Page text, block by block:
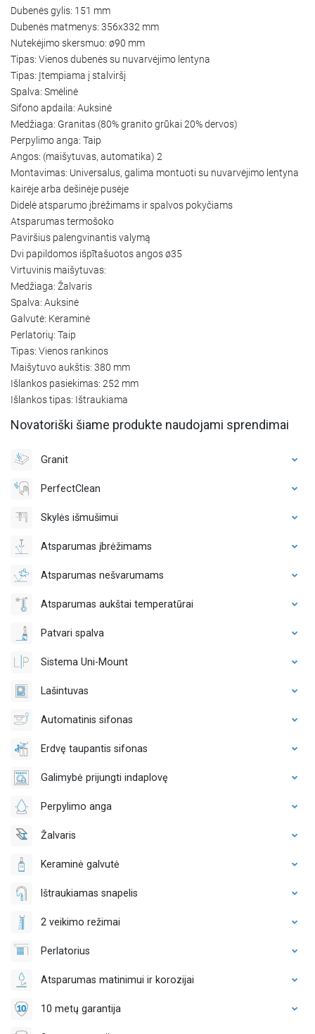
Dubenės gylis: 151 mm
Dubenės matmenys: 356x332 mm
Nutekėjimo skersmuo: ø90 mm
Tipas: Vienos dubenės su nuvarvėjimo lentyna
Tipas: Įtempiama į stalviršį
Spalva: Smėlinė
Sifono apdaila: Auksinė
Medžiaga: Granitas (80% granito grūkai 20% dervos)
Perpylimo anga: Taip
Angos: (maišytuvas, automatika) 2
Montavimas: Universalus, galima montuoti su nuvarvėjimo lentyna
kairėje arba dešinėje pusėje
Didelė atsparumo įbrėžimams ir spalvos pokyčiams
Atsparumas termošoko
Paviršius palengvinantis valymą
Dvi papildomos išpītašuotos angos ø35
Virtuvinis maišytuvas:
Medžiaga: Žalvaris
Spalva: Auksinė
Galvutė: Keraminė
Perlatorių: Taip
Tipas: Vienos rankinos
Maišytuvo aukštis: 380 mm
Išlankos pasiekimas: 252 mm
Išlankos tipas: Ištraukiama
Novatoriški šiame produkte naudojami sprendimai
Granit
PerfectClean
Skylės išmušimui
Atsparumas įbrėžimams
Atsparumas nešvarumams
Atsparumas aukštai temperatūrai
Patvari spalva
Sistema Uni-Mount
Lašintuvas
Automatinis sifonas
Erdvę taupantis sifonas
Galimybė prijungti indaplovę
Perpylimo anga
Žalvaris
Keraminė galvutė
Ištraukiamas snapelis
2 veikimo režimai
Perlatorius
Atsparumas matinimui ir korozijai
10 metų garantija